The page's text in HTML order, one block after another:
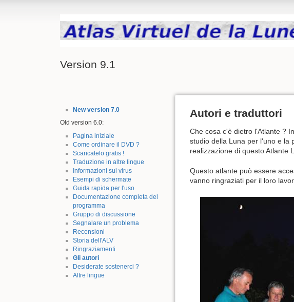
Version 9.1
New version 7.0
Old version 6.0:
Pagina iniziale
Come ordinare il DVD ?
Scaricatelo gratis !
Traduzione in altre lingue
Informazioni sui virus
Esempi di schermate
Guida rapida per l'uso
Documentazione completa del
programma
Gruppo di discussione
Segnalare un problema
Recensioni
Storia dell'ALV
Ringraziamenti
Gli autori
Desiderate sostenerci ?
Altre lingue
Autori e traduttori
Che cosa c'è dietro l'Atlante ?
studio della Luna per l'uno e la
realizzazione di questo Atlante
Questo atlante può essere
vanno ringraziati per il loro